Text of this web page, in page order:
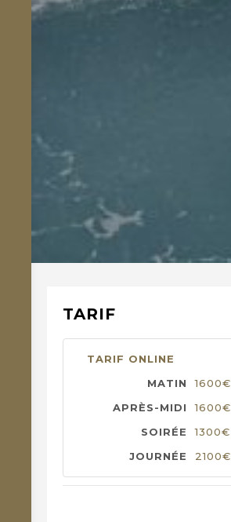
TARIF
TARIF ONLINE
1600€
1600€
1300€
2100€